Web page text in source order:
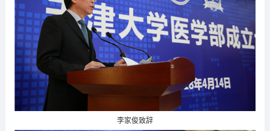
李家俊致辞